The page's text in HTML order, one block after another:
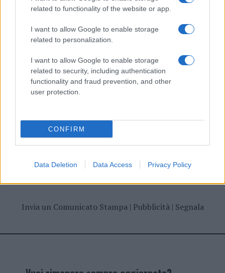
related to functionality of the website or app.
I want to allow Google to enable storage
related to personalization.
I want to allow Google to enable storage
related to security, including authentication
functionality and fraud prevention, and other
user protection.
CONFIRM
Data Deletion Data Access Privacy Policy
I nostri cari
I nostri cari
Giovannimaria Cabras
Invia un Comunicato Stampa| Pubblicità| Segnala